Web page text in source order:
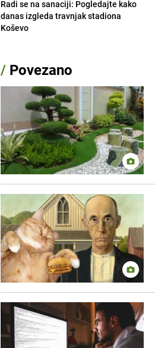
Radi se na sanaciji: Pogledajte kako
danas izgleda travnjak stadiona
Koševo
/ Povezano